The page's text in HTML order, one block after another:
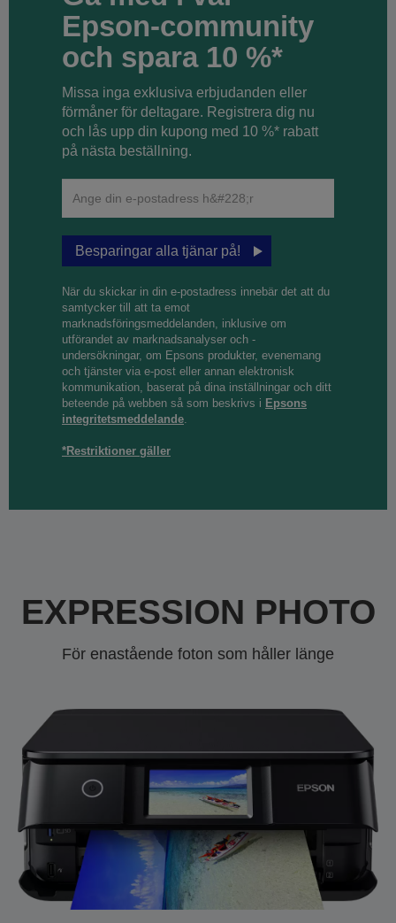
Epson-community
och spara 10 %*
Missa inga exklusiva erbjudanden eller
förmåner för deltagare. Registrera dig nu
och lås upp din kupong med 10 %* rabatt
på nästa beställning.
Besparingar alla tjänar på!
När du skickar in din e-postadress innebär det att du
samtycker till att ta emot
marknadsföringsmeddelanden, inklusive om
utförandet av marknadsanalyser och -
undersökningar, om Epsons produkter, evenemang
och tjänster via e-post eller annan elektronisk
kommunikation, baserat på dina inställningar och ditt
beteende på webben så som beskrivs i Epsons
integritetsmeddelande.
*Restriktioner gäller
EXPRESSION PHOTO
För enastående foton som håller länge